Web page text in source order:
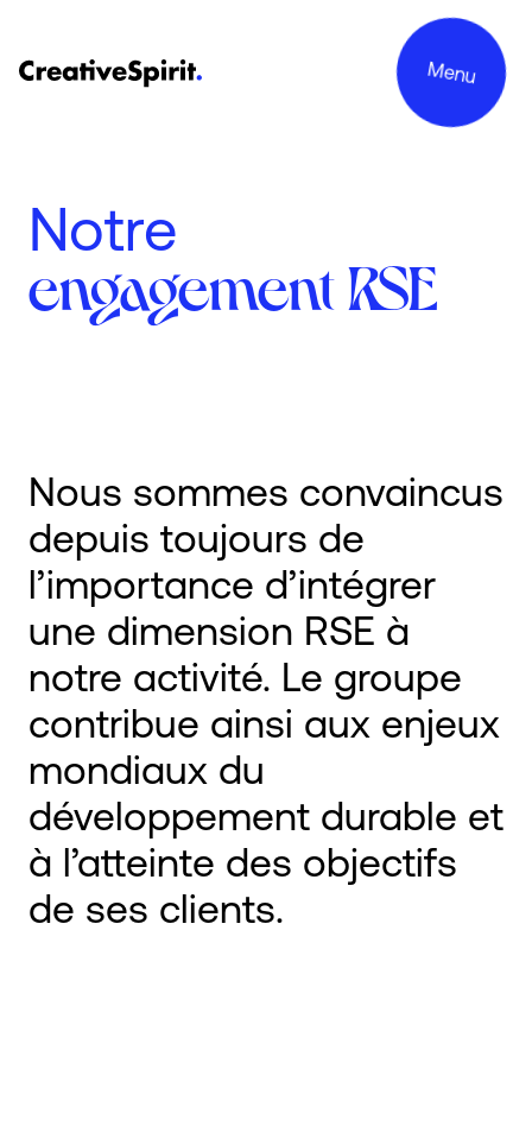
Menu
Projets
Contact
Notre
engagement RSE
Nous sommes convaincus
depuis toujours de
l’importance d’intégrer
une dimension RSE à
notre activité. Le groupe
contribue ainsi aux enjeux
mondiaux du
développement durable et
à l’atteinte des objectifs
de ses clients.